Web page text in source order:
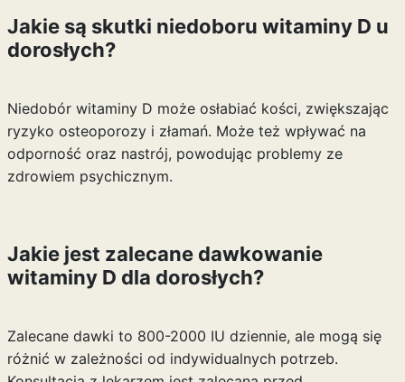
Jakie są skutki niedoboru witaminy D u
dorosłych?
Niedobór witaminy D może osłabiać kości, zwiększając
ryzyko osteoporozy i złamań. Może też wpływać na
odporność oraz nastrój, powodując problemy ze
zdrowiem psychicznym.
Jakie jest zalecane dawkowanie
witaminy D dla dorosłych?
Zalecane dawki to 800-2000 IU dziennie, ale mogą się
różnić w zależności od indywidualnych potrzeb.